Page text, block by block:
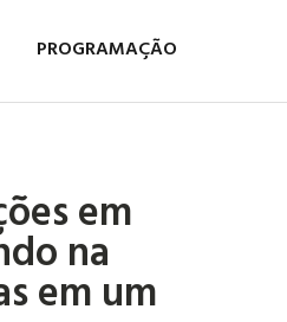
PROGRAMAÇÃO
em
na
em um